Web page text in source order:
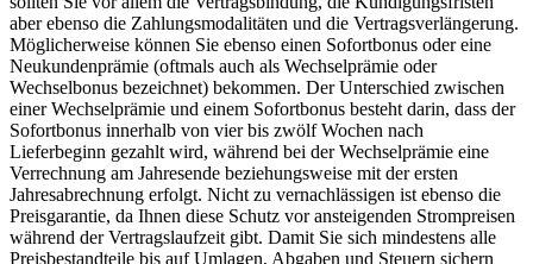
aber ebenso die Zahlungsmodalitäten und die Vertragsverlängerung.
Möglicherweise können Sie ebenso einen Sofortbonus oder eine
Neukundenprämie (oftmals auch als Wechselprämie oder
Wechselbonus bezeichnet) bekommen. Der Unterschied zwischen
einer Wechselprämie und einem Sofortbonus besteht darin, dass der
Sofortbonus innerhalb von vier bis zwölf Wochen nach
Lieferbeginn gezahlt wird, während bei der Wechselprämie eine
Verrechnung am Jahresende beziehungsweise mit der ersten
Jahresabrechnung erfolgt. Nicht zu vernachlässigen ist ebenso die
Preisgarantie, da Ihnen diese Schutz vor ansteigenden Strompreisen
während der Vertragslaufzeit gibt. Damit Sie sich mindestens alle
Preisbestandteile bis auf Umlagen, Abgaben und Steuern sichern